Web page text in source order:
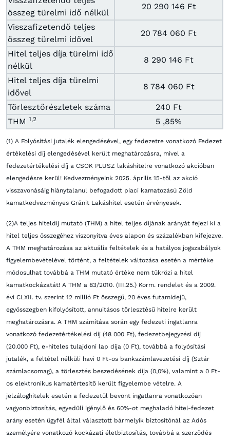
összeg türelmi idő nélkül
20 290 146 Ft
Visszafizetendő teljes
összeg türelmi idővel
20 784 060 Ft
Hitel teljes díja türelmi idő
nélkül
8 290 146 Ft
Hitel teljes díja türelmi
idővel
8 784 060 Ft
Törlesztőrészletek száma
240 Ft
THM 1,2 5 ,85%
(1) A Folyósítási jutalék elengedésével, egy fedezetre vonatkozó Fedezet
értékelési díj elengedésével került meghatározásra, mivel a
fedezetértékelési díj a CSOK PLUSZ lakáshitelre vonatkozó akcióban
elengedésre kerül! Kedvezményeink 2025. április 15-től az akció
visszavonásáig hiánytalanul befogadott piaci kamatozású Zöld
kamatkedvezményes Gránit Lakáshitel esetén érvényesek.
(2)A teljes hiteldíj mutató (THM) a hitel teljes díjának arányát fejezi ki a
hitel teljes összegéhez viszonyítva éves alapon és százalékban kifejezve.
A THM meghatározása az aktuális feltételek és a hatályos jogszabályok
figyelembevételével történt, a feltételek változása esetén a mértéke
módosulhat továbbá a THM mutató értéke nem tükrözi a hitel
kamatkockázatát! A THM a 83/2010. (III.25.) Korm. rendelet és a 2009.
évi CLXII. tv. szerint 12 millió Ft összegű, 20 éves futamidejű,
egyösszegben kifolyósított, annuitásos törlesztésű hitelre került
meghatározásra. A THM számítása során egy fedezeti ingatlanra
vonatkozó fedezetértékelési díj (48 000 Ft), fedezetbejegyzési díj
(20.000 Ft), e-hiteles tulajdoni lap díja (0 Ft), továbbá a folyósítási
jutalék, a feltétel nélküli havi 0 Ft-os bankszámlavezetési díj (Sztár
számlacsomag), a törlesztés beszedésének díja (0,0%), valamint a 0 Ft-
os elektronikus kamatértesítő került figyelembe vételre. A
jelzáloghitelek esetén a fedezetül bevont ingatlanra vonatkozóan
vagyonbiztosítás, egyedüli igénylő és 60%-ot meghaladó hitel-fedezet
arány esetén ügyfél által választott bármelyik biztosítónál az Adós
személyére vonatkozó kockázati életbiztosítás, továbbá a szerződés